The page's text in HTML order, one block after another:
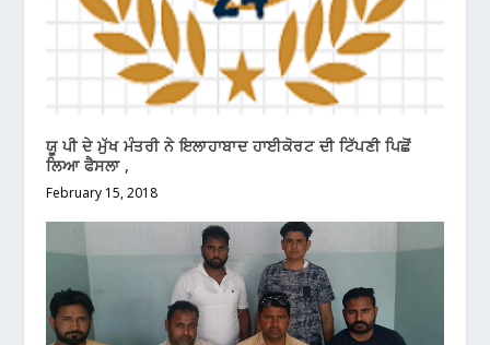
ਯੂ ਪੀ ਦੇ ਮੁੱਖ ਮੰਤਰੀ ਨੇ ਇਲਾਹਾਬਾਦ ਹਾਈਕੋਰਟ ਦੀ ਟਿੱਪਣੀ ਪਿਛੋਂ
ਲਿਆ ਫੈਸਲਾ ,
February 15, 2018